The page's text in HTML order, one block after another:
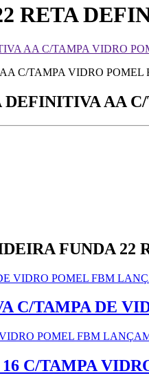
RETA
AA C/TAMPA VIDRO
DEFINITIVA AA
FUNDA 22
C/TAMPA DE
C/TAMPA